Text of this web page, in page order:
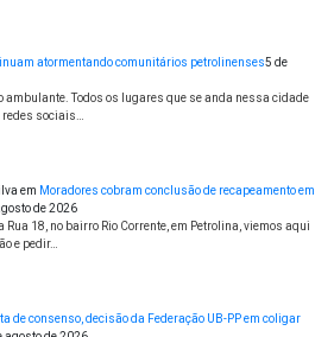
atormentando comunitários petrolinenses5 de
ambulante. Todos os lugares que se anda nessa cidade
redes sociais…
em Moradores cobram conclusão de recapeamento em
de 2026
Rua 18, no bairro Rio Corrente, em Petrolina, viemos aqui
e pedir…
de consenso, decisão da Federação UB-PP em coligar